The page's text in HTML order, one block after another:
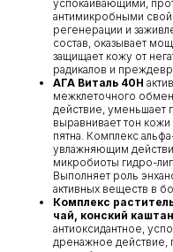
успокаивающими,
антимикробными
регенерации и
состав, оказывает
защищает кожу от
радикалов и
АГА Виталь 40H
межклеточного
действие, уменьшает
выравнивает тон
пятна. Комплекс
увлажняющим
микробиоты гидро-
Выполняет роль
активных веществ в
Комплекс
чай, конский
антиоксидантное,
дренажное действие,